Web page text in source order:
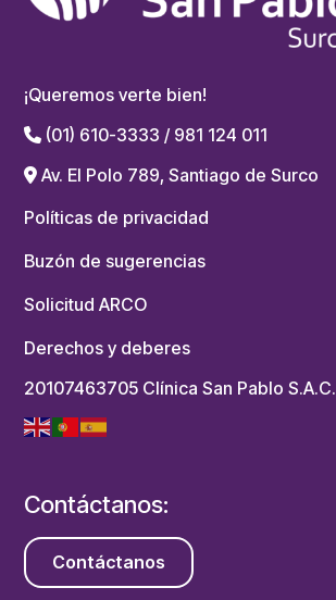
¡Queremos verte bien!
(01) 610-3333 / 981 124 011
Av. El Polo 789, Santiago de Surco
Políticas de privacidad
Buzón de sugerencias
Solicitud ARCO
Derechos y deberes
20107463705 Clínica San Pablo S.A.C.
Contáctanos:
Contáctanos